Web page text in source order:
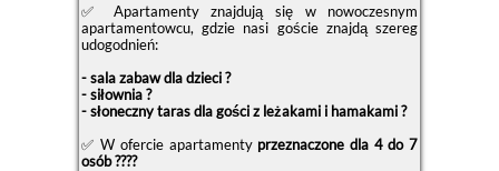
✅ Apartamenty znajdują się w nowoczesnym
apartamentowcu, gdzie nasi goście znajdą szereg
udogodnień:
- sala zabaw dla dzieci ?
- siłownia ?
- słoneczny taras dla gości z leżakami i hamakami ?
✅ W ofercie apartamentyprzeznaczone dla 4 do 7
osób ?‍?‍?‍?